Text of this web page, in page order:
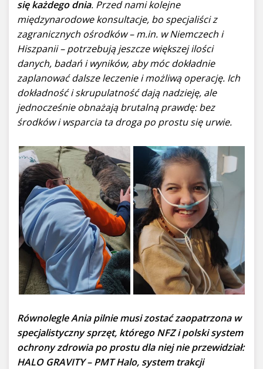
się każdego dnia. Przed nami kolejne
międzynarodowe konsultacje, bo specjaliści z
zagranicznych ośrodków – m.in. w Niemczech i
Hiszpanii – potrzebują jeszcze większej ilości
danych, badań i wyników, aby móc dokładnie
zaplanować dalsze leczenie i możliwą operację. Ich
dokładność i skrupulatność dają nadzieję, ale
jednocześnie obnażają brutalną prawdę: bez
środków i wsparcia ta droga po prostu się urwie.
Równolegle Ania pilnie musi zostać zaopatrzona w
specjalistyczny sprzęt, którego NFZ i polski system
ochrony zdrowia po prostu dla niej nie przewidział:
HALO GRAVITY – PMT Halo, system trakcji